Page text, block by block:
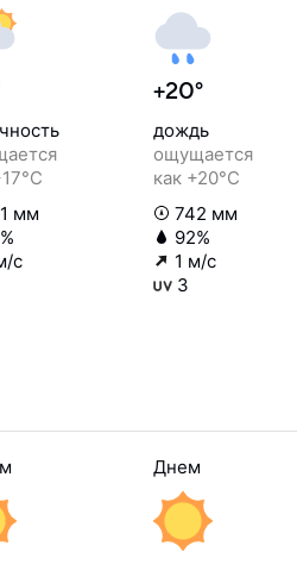
мм
с
+20°
дождь
ощущается
как +20°C
742 мм
92%
1 м/с
3
Днем